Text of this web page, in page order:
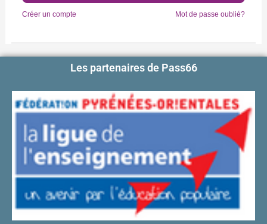
Créer un compte Mot de passe oublié?
Les partenaires de Pass66